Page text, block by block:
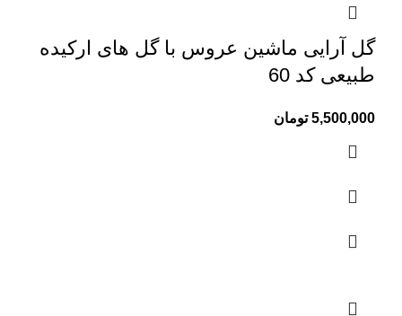
گل آرایی ماشین عروس با گل های ارکیده
طبیعی کد 60
5,500,000 تومان